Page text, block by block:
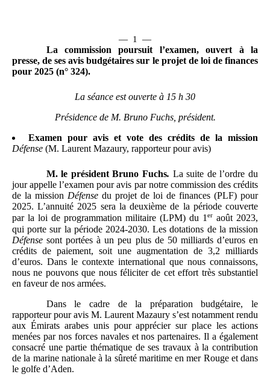
— 1 —
La commission poursuit l’examen, ouvert à la
presse, de ses avis budgétaires sur le projet de loi de finances
pour 2025 (n° 324).
La séance est ouverte à 15 h 30
Présidence de M. Bruno Fuchs, président.
Examen pour avis et vote des crédits de la mission
Défense (M. Laurent Mazaury, rapporteur pour avis)
M. le président Bruno Fuchs. La suite de l’ordre du
jour appelle l’examen pour avis par notre commission des crédits
de la mission Défense du projet de loi de finances (PLF) pour
2025. L’annuité 2025 sera la deuxième de la période couverte
par la loi de programmation militaire (LPM) du 1er août 2023,
qui porte sur la période 2024-2030. Les dotations de la mission
Défense sont portées à un peu plus de 50 milliards d’euros en
crédits de paiement, soit une augmentation de 3,2 milliards
d’euros. Dans le contexte international que nous connaissons,
nous ne pouvons que nous féliciter de cet effort très substantiel
en faveur de nos armées.
Dans le cadre de la préparation budgétaire, le
rapporteur pour avis M. Laurent Mazaury s’est notamment rendu
aux Émirats arabes unis pour apprécier sur place les actions
menées par nos forces navales et nos partenaires. Il a également
consacré une partie thématique de ses travaux à la contribution
de la marine nationale à la sûreté maritime en mer Rouge et dans
le golfe d’Aden.